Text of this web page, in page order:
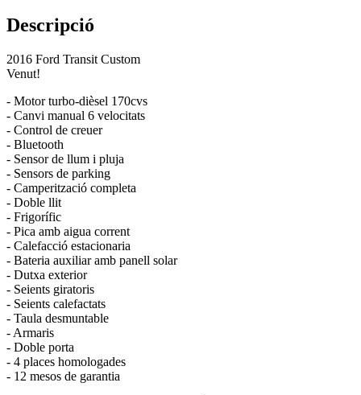
Descripció
2016 Ford Transit Custom
Venut!
- Motor turbo-dièsel 170cvs
- Canvi manual 6 velocitats
- Control de creuer
- Bluetooth
- Sensor de llum i pluja
- Sensors de parking
- Camperització completa
- Doble llit
- Frigorífic
- Pica amb aigua corrent
- Calefacció estacionaria
- Bateria auxiliar amb panell solar
- Dutxa exterior
- Seients giratoris
- Seients calefactats
- Taula desmuntable
- Armaris
- Doble porta
- 4 places homologades
- 12 mesos de garantia